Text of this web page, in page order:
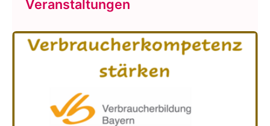
Veranstaltungen